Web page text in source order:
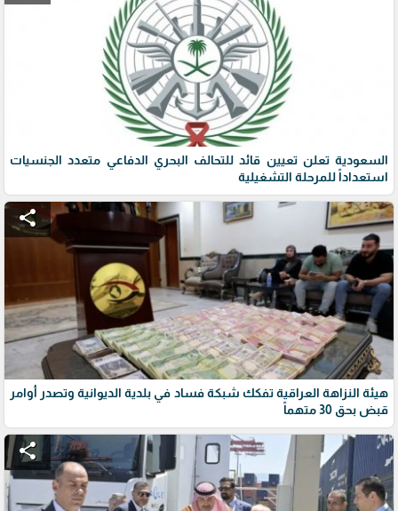
السعودية تعلن تعيين قائد للتحالف البحري الدفاعي متعدد الجنسيات
استعداداً للمرحلة التشغيلية
share
هيئة النزاهة العراقية تفكك شبكة فساد في بلدية الديوانية وتصدر أوامر
قبض بحق 30 متهماً
share